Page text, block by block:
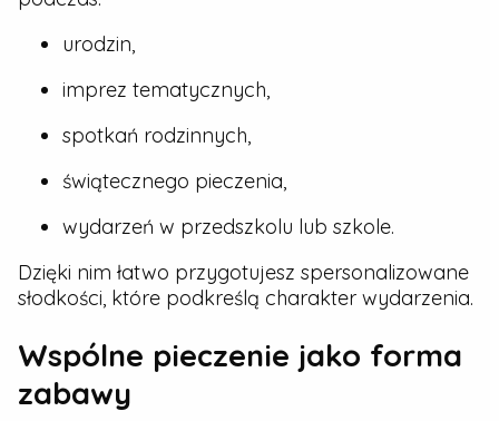
urodzin,
imprez tematycznych,
spotkań rodzinnych,
świątecznego pieczenia,
wydarzeń w przedszkolu lub szkole.
Dzięki nim łatwo przygotujesz spersonalizowane
słodkości, które podkreślą charakter wydarzenia.
Wspólne pieczenie jako forma
zabawy